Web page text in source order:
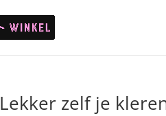
Lekker zelf je